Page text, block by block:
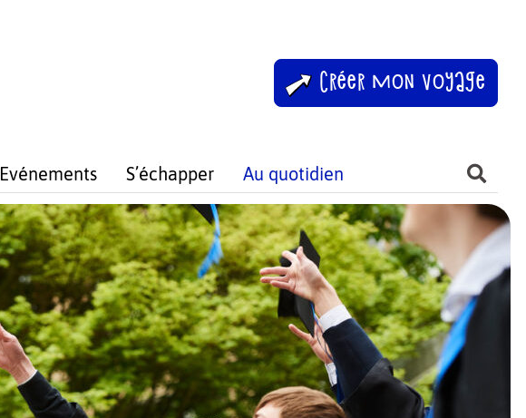
Créer mon voyage
Evénements S’échapper Au quotidien